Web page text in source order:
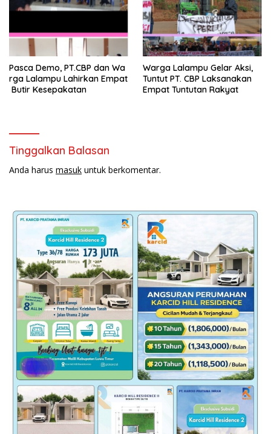
Pasca Demo, PT.CBP dan Wa
rga Lalampu Lahirkan Empat
Butir Kesepakatan
Warga Lalampu Gelar Aksi,
Tuntut PT. CBP Laksanakan
Empat Tuntutan Rakyat
Tinggalkan Balasan
Anda harus masuk untuk berkomentar.